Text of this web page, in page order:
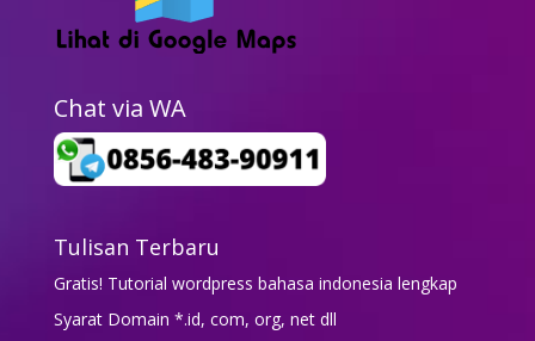
Chat via WA
Tulisan Terbaru
Gratis! Tutorial wordpress bahasa indonesia lengkap
Syarat Domain *.id, com, org, net dll